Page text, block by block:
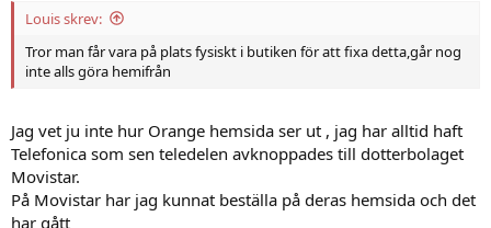
Louis skrev:
Tror man får vara på plats fysiskt i butiken för att fixa detta,går nog
inte alls göra hemifrån
Jag vet ju inte hur Orange hemsida ser ut , jag har alltid haft
Telefonica som sen teledelen avknoppades till dotterbolaget
Movistar.
På Movistar har jag kunnat beställa på deras hemsida och det
har gått